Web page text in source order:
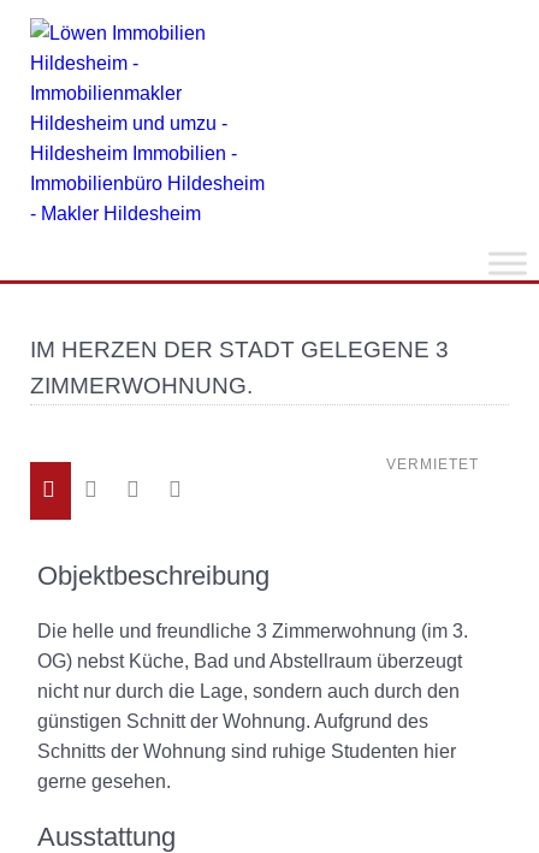
IM HERZEN DER STADT GELEGENE 3
ZIMMERWOHNUNG.
VERMIETET
Objektbeschreibung
Die helle und freundliche 3 Zimmerwohnung (im 3.
OG) nebst Küche, Bad und Abstellraum überzeugt
nicht nur durch die Lage, sondern auch durch den
günstigen Schnitt der Wohnung. Aufgrund des
Schnitts der Wohnung sind ruhige Studenten hier
gerne gesehen.
Ausstattung